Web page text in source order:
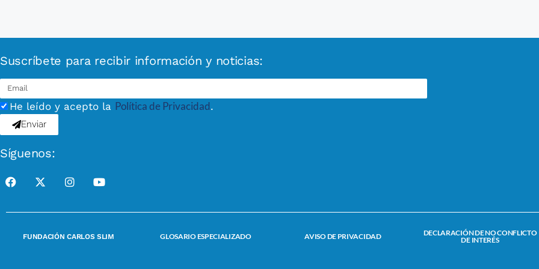
Suscríbete para recibir información y noticias:
He leído y acepto la Política de Privacidad.
Enviar
Síguenos:
FUNDACIÓN CARLOS SLIM GLOSARIO ESPECIALIZADO AVISO DE PRIVACIDAD
DECLARACIÓN DE NO CONFLICTO
DE INTERÉS